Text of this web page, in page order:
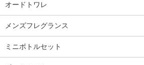
オードトワレ
メンズフレグランス
ミニボトルセット